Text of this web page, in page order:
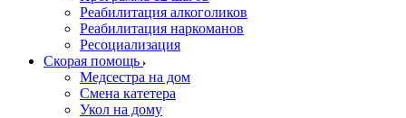
Реабилитация алкоголиков
Реабилитация наркоманов
Ресоциализация
Скорая помощь
Медсестра на дом
Смена катетера
Укол на дому